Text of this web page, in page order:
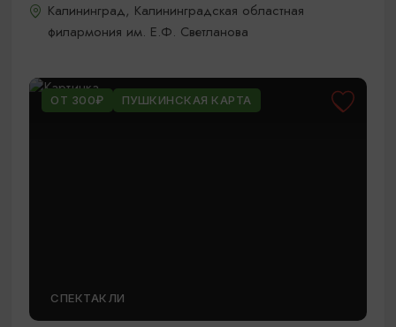
Калининград, Калининградская областная
филармония им. Е.Ф. Светланова
ОТ 300₽ ПУШКИНСКАЯ КАРТА
СПЕКТАКЛИ